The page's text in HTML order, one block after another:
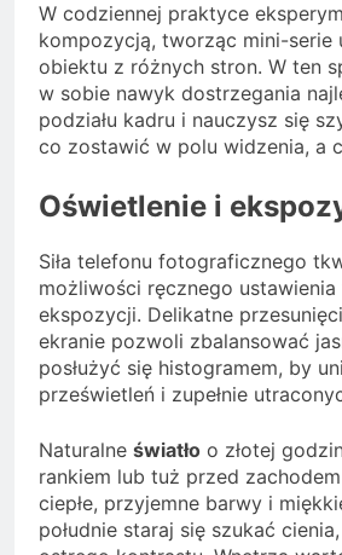
W codziennej praktyce
kompozycją, tworząc mini-serie
obiektu z różnych stron. W ten
w sobie nawyk dostrzegania
podziału kadru i nauczysz się
co zostawić w polu widzenia, a
Oświetlenie i
Siła telefonu fotograficznego
możliwości ręcznego
ekspozycji. Delikatne
ekranie pozwoli zbalansować
posłużyć się histogramem, by
prześwietleń i zupełnie
Naturalne światło o złotej
rankiem lub tuż przed zachodem
ciepłe, przyjemne barwy i
południe staraj się szukać